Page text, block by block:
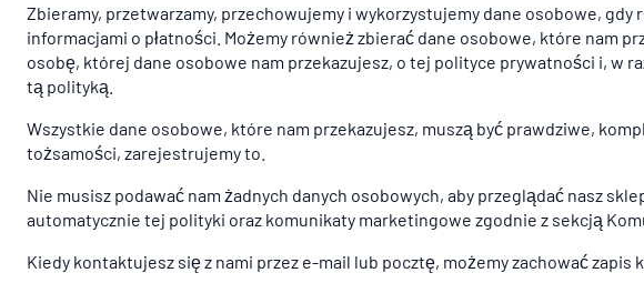
Zbieramy, przetwarzamy, przechowujemy i wykorzystujemy dane osobowe,
informacjami o płatności. Możemy również zbierać dane osobowe, które nam
osobę, której dane osobowe nam przekazujesz, o tej polityce prywatności i, w
tą polityką.
Wszystkie dane osobowe, które nam przekazujesz, muszą być prawdziwe,
tożsamości, zarejestrujemy to.
Nie musisz podawać nam żadnych danych osobowych, aby przeglądać nasz
automatycznie tej polityki oraz komunikaty marketingowe zgodnie z sekcją
Kiedy kontaktujesz się z nami przez e-mail lub pocztę, możemy zachować